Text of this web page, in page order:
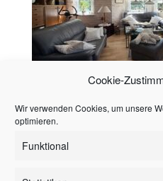
Cookie-
Wir verwenden Cookies, um unsere
optimieren.
Funktional
Hinweis
Alle in diesem Angebot